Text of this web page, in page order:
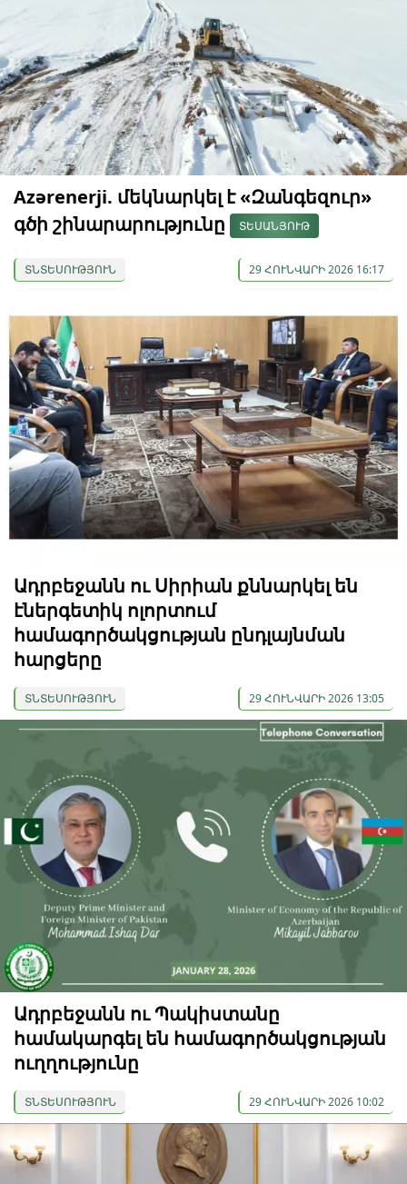
Azərenerji. մեկնարկել է «Զանգեզուր»
գծի շինարարությունը
ՏԵՍԱՆՅՈՒԹ
ՏՆՏԵՍՈՒԹՅՈՒՆ 29 ՀՈՒՆՎԱՐԻ 2026 16:17
Ադրբեջանն ու Սիրիան քննարկել են
էներգետիկ ոլորտում
համագործակցության ընդլայնման
հարցերը
ՏՆՏԵՍՈՒԹՅՈՒՆ 29 ՀՈՒՆՎԱՐԻ 2026 13:05
Ադրբեջանն ու Պակիստանը
համակարգել են համագործակցության
ուղղությունը
ՏՆՏԵՍՈՒԹՅՈՒՆ 29 ՀՈՒՆՎԱՐԻ 2026 10:02